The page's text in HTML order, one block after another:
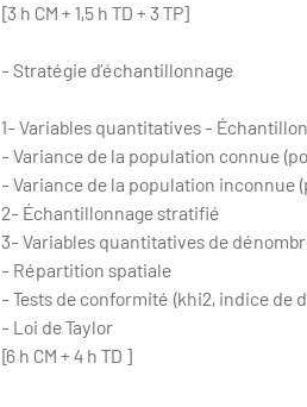
[3 h CM + 1,5 h TD + 3 TP]
- Stratégie d’échantillonnage
1- Variables quantitatives -
- Variance de la population connue
- Variance de la population inconnue
2- Échantillonnage stratifié
3- Variables quantitatives de
- Répartition spatiale
- Tests de conformité (khi2, indice de
- Loi de Taylor
[6 h CM + 4 h TD ]